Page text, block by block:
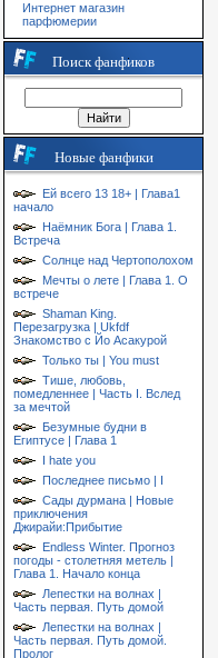
Интернет магазин
парфюмерии
Поиск фанфиков
Новые фанфики
Ей всего 13 18+ | Глава1
начало
Наёмник Бога | Глава 1.
Встреча
Солнце над Чертополохом
Мечты о лете | Глава 1. О
встрече
Shaman King.
Перезагрузка | Ukfdf
Знакомство с Йо Асакурой
Только ты | You must
Тише, любовь,
помедленнее | Часть I. Вслед
за мечтой
Безумные будни в
Египтусе | Глава 1
I hate you
Последнее письмо | I
Сады дурмана | Новые
приключения
Джирайи:Прибытие
Endless Winter. Прогноз
погоды - столетняя метель |
Глава 1. Начало конца
Лепестки на волнах |
Часть первая. Путь домой
Лепестки на волнах |
Часть первая. Путь домой.
Пролог